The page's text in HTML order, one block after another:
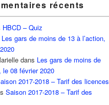
récents
HBCD – Quiz
Les gars de moins de 13 à l’action,
dans Les gars de moins de
le 08 février 2020
2017-2018 – Tarif des licences
Saison 2017-2018 – Tarif des